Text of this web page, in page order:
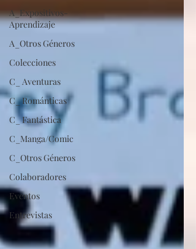
A_Expositivos-
Aprendizaje
A_Otros Géneros
Colecciones
C_ Aventuras
C_ Románticas
C_ Fantástica
C_Manga/Comic
C_Otros Géneros
Colaboradores
Eventos
Entrevistas